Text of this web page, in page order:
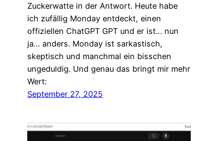
Zuckerwatte in der Antwort. Heute habe
ich zufällig Monday entdeckt, einen
offiziellen ChatGPT GPT und er ist… nun
ja… anders. Monday ist sarkastisch,
skeptisch und manchmal ein bisschen
ungeduldig. Und genau das bringt mir mehr
Wert:
September 27, 2025